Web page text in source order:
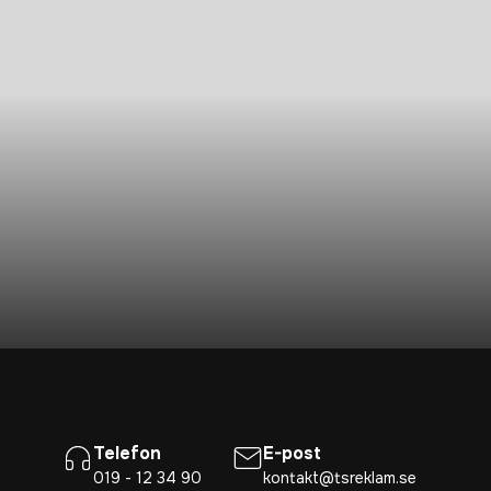
Telefon
019 - 12 34 90
E-post
kontakt@tsreklam.se